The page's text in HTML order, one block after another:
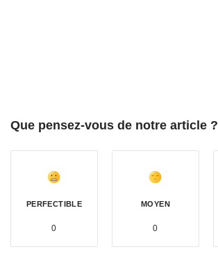
Que pensez-vous de notre article ?
PERFECTIBLE
0
MOYEN
0